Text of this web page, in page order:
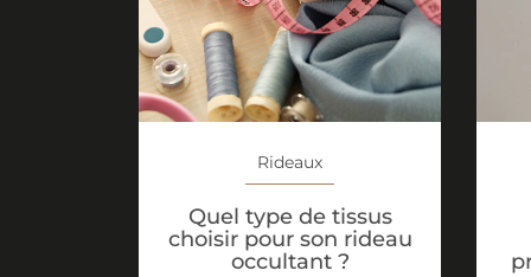
Rideaux
Quel type de tissus
choisir pour son rideau
occultant ?